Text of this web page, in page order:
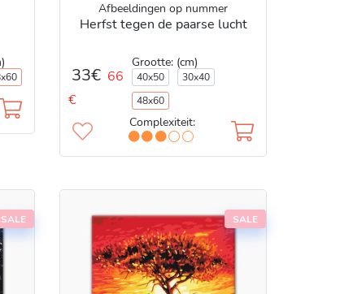
Afbeeldingen op nummer
Herfst tegen de paarse lucht
33€ 66
€
Grootte: (cm)
40x50
30x40
48x60
Complexiteit:
SALE SALE